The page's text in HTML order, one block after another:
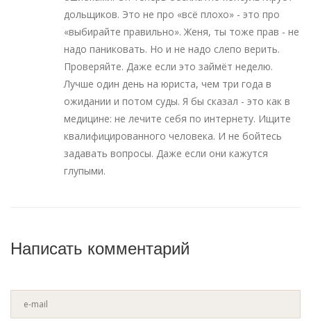
дольщиков. Это не про «всё плохо» - это про
«выбирайте правильно». Женя, ты тоже прав - не
надо паниковать. Но и не надо слепо верить.
Проверяйте. Даже если это займёт неделю.
Лучше один день на юриста, чем три года в
ожидании и потом суды. Я бы сказал - это как в
медицине: не лечите себя по интернету. Ищите
квалифицированного человека. И не бойтесь
задавать вопросы. Даже если они кажутся
глупыми.
Написать комментарий